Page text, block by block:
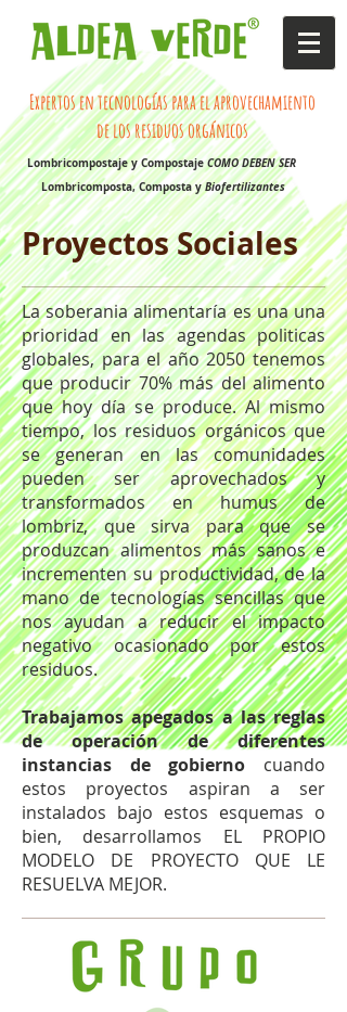
Expertos en tecnologías para el aprovechamiento
de los residuos orgánicos
Lombricompostaje y CompostajeCOMO DEBEN SER
Lombricomposta, Composta yBiofertilizantes
Proyectos Sociales
La soberania alimentaría es una una
prioridad en las agendas politicas
globales, para el año 2050 tenemos
que producir 70% más del alimento
que hoy día se produce. Al mismo
tiempo, los residuos orgánicos que
se generan en las comunidades
pueden ser aprovechados y
transformados en humus de
lombriz, que sirva para que se
produzcan alimentos más sanos e
incrementen su productividad, de la
mano de tecnologías sencillas que
nos ayudan a reducir el impacto
negativo ocasionado por estos
residuos.
Trabajamos apegados a las reglas
de operación de diferentes
instancias de gobierno cuando
estos proyectos aspiran a ser
instalados bajo estos esquemas o
bien, desarrollamos EL PROPIO
MODELO DE PROYECTO QUE LE
RESUELVA MEJOR.